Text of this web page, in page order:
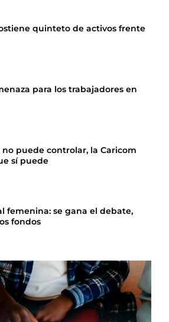
quinteto de activos frente
para los trabajadores en
puede controlar, la Caricom
sí puede
femenina: se gana el debate,
fondos